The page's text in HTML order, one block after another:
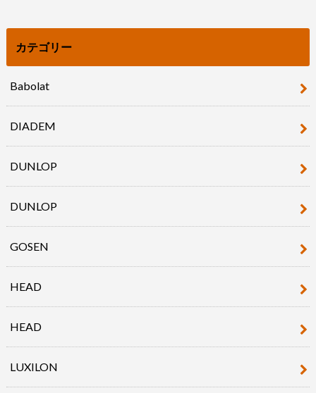
カテゴリー
Babolat
DIADEM
DUNLOP
DUNLOP
GOSEN
HEAD
HEAD
LUXILON